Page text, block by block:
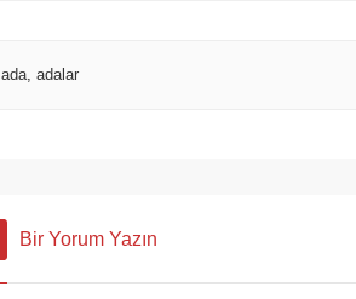
ada, adalar
Bir Yorum Yazın